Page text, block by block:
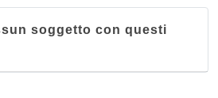
soggetto con questi